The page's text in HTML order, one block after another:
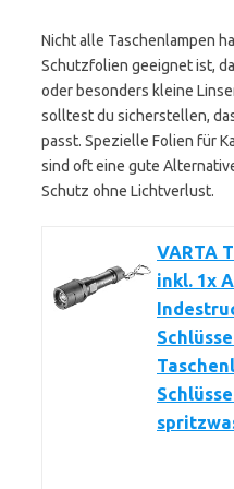
Nicht alle Taschenlampen
Schutzfolien geeignet ist,
oder besonders kleine
solltest du sicherstellen,
passt. Spezielle Folien für
sind oft eine gute
Schutz ohne Lichtverlust.
VARTA
inkl. 1x